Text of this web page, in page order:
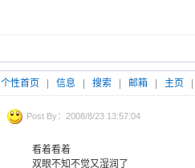
个性首页 信息 搜索 邮箱 主页
Post By：2008/8/23 13:57:04
看着看着
双眼不知不觉又湿润了